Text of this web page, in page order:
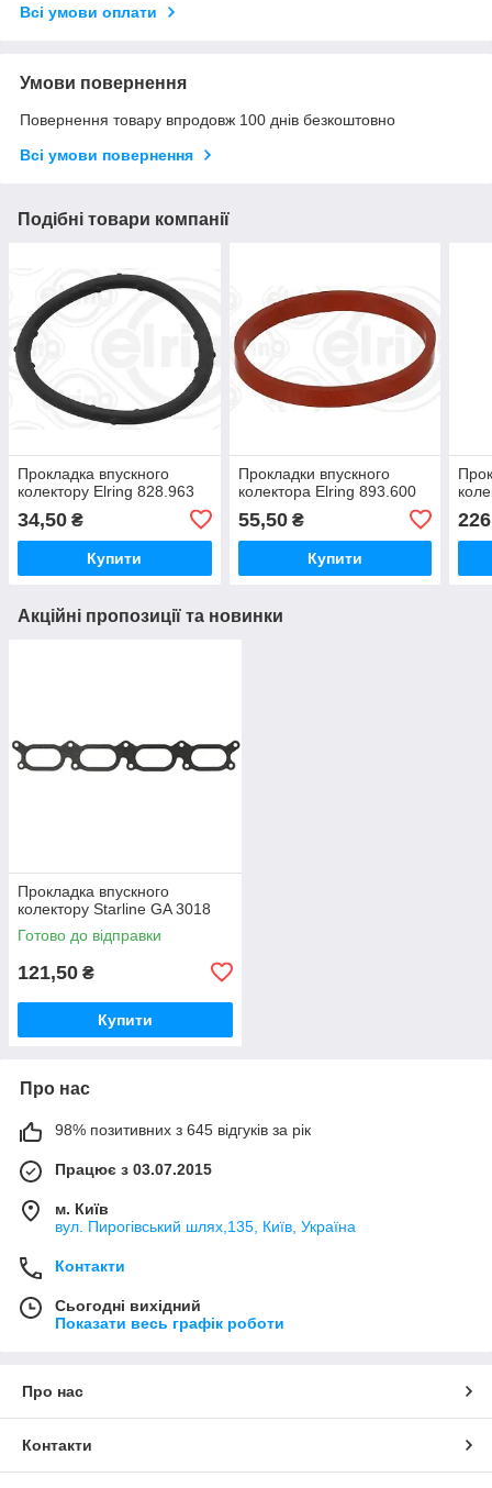
Всі умови оплати
Умови повернення
Повернення товару впродовж 100 днів безкоштовно
Всі умови повернення
Подібні товари компанії
Прокладка впускного
колектору Elring 828.963
34,50 ₴
Купити
Прокладки впускного
колектора Elring 893.600
55,50₴
Купити
Акційні пропозиції та новинки
Прокладка впускного
колектору Starline GA 3018
Готово до відправки
121,50 ₴
Купити
Про нас
98% позитивних з 645 відгуків за рік
Працює з 03.07.2015
м. Київ
вул. Пирогівський шлях,135, Київ, Україна
Контакти
Сьогодні вихідний
Показати весь графік роботи
Про нас
Контакти